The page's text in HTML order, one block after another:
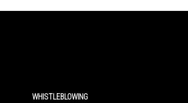
WHISTLEBLOWING